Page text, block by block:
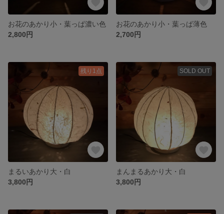
お花のあかり小・葉っぱ濃い色
2,800円
お花のあかり小・葉っぱ薄色
2,700円
残り1点
まるいあかり大・白
3,800円
SOLD OUT
まんまるあかり大・白
3,800円